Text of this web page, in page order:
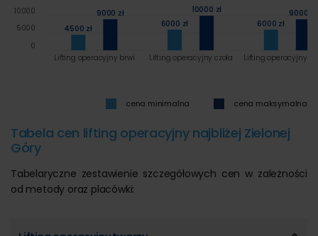
4500 zł 6000 zł 6000 zł
9000 zł 10000 zł 9000 zł
Lifting operacyjny brwi Lifting operacyjny czoła Lifting operacyjny
0
5000
10000
cena minimalna cena maksymalna
Tabela cen lifting operacyjny najbliżej Zielonej
Góry
Tabelaryczne zestawienie szczegółowych cen w zależności
od metody oraz placówki: